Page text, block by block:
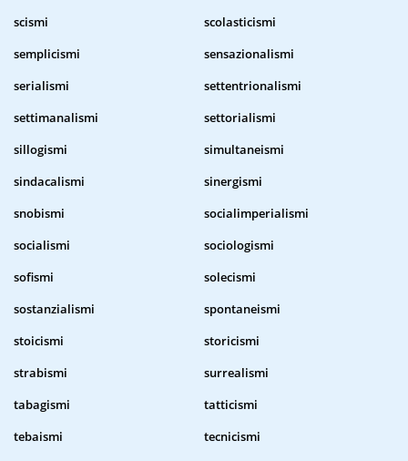
scismi
scolasticismi
semplicismi
sensazionalismi
serialismi
settentrionalismi
settimanalismi
settorialismi
sillogismi
simultaneismi
sindacalismi
sinergismi
snobismi
socialimperialismi
socialismi
sociologismi
sofismi
solecismi
sostanzialismi
spontaneismi
stoicismi
storicismi
strabismi
surrealismi
tabagismi
tatticismi
tebaismi
tecnicismi